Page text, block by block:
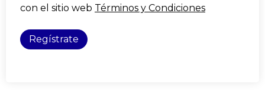
con el sitio web Términos y Condiciones
Regístrate